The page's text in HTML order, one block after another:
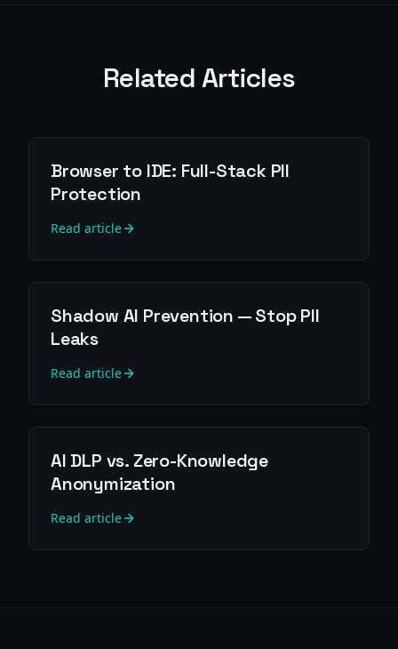
Related Articles
Browser to IDE: Full-Stack PII
Protection
Read article
Shadow AI Prevention — Stop PII
Leaks
Read article
AI DLP vs. Zero-Knowledge
Anonymization
Read article